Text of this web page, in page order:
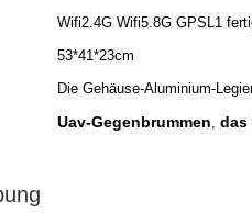
Wifi2.4G Wifi5.8G GPSL1
53*41*23cm
Die Gehäuse-Aluminium-
Uav-Gegenbrummen, das